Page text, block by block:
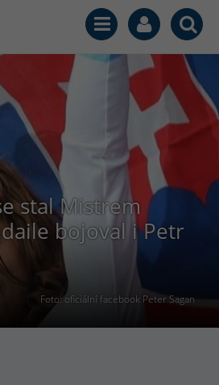
Foto: oficiální facebook Peter Sagan
stal Mistrem
bojoval i Petr